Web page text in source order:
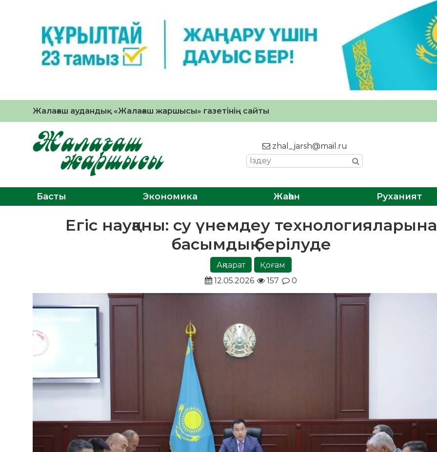
Жалағаш аудандық «Жалағаш жаршысы» газетінің сайты
zhal_jarsh@mail.ru
Басты Экономика Жаһан Руханият
Егіс науқаны: су үнемдеу технологияларына
басымдық берілуде
Ақпарат
Қоғам
12.05.2026
157 0